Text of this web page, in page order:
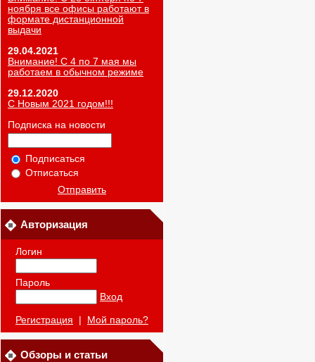
ноября все офисы работают в
формате дистанционной
выдачи
29.04.2021
Внимание! С 4 по 7 мая мы
работаем в обычном режиме
29.12.2020
С Новым 2021 годом!!!
Подписка на новости
Подписаться
Отписаться
Отправить
Авторизация
Логин
Пароль
Вход
Регистрация Мой пароль?
Обзоры и статьи